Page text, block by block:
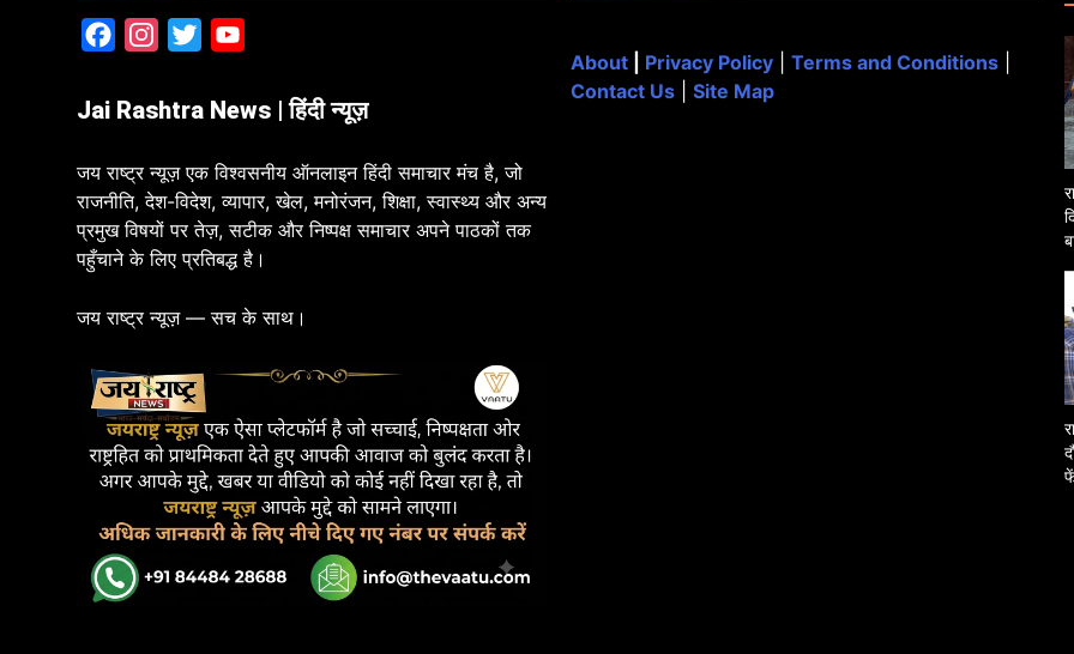
FacebookInstagram
Twitter
Jai Rashtra News | हिंदी न्यूज़
जय राष्ट्र न्यूज़ एक विश्वसनीय ऑनलाइन हिंदी समाचार मंच है, जो
राजनीति, देश-विदेश, व्यापार, खेल, मनोरंजन, शिक्षा, स्वास्थ्य और अन्य
प्रमुख विषयों पर तेज़, सटीक और निष्पक्ष समाचार अपने पाठकों तक
पहुँचाने के लिए प्रतिबद्ध है।
जय राष्ट्र न्यूज़ — सच के साथ।
About Privacy Policy Terms and Conditions
Contact Us
Site Map